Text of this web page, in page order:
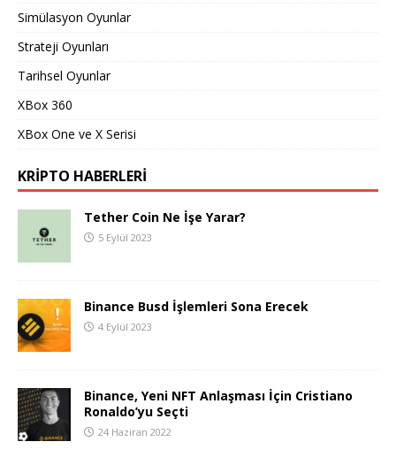
Simülasyon Oyunlar
Strateji Oyunları
Tarihsel Oyunlar
XBox 360
XBox One ve X Serisi
KRIPTO HABERLERI
Tether Coin Ne İşe Yarar?
5 Eylül 2023
Binance Busd İşlemleri Sona Erecek
4 Eylül 2023
Binance, Yeni NFT Anlaşması İçin Cristiano
Ronaldo’yu Seçti
24 Haziran 2022